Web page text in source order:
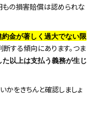
もの損害賠償は認められな
金が著しく過大でない限
断する傾向にあります。つま
た以上は支払う義務が生じ
かをきちんと確認しましょ